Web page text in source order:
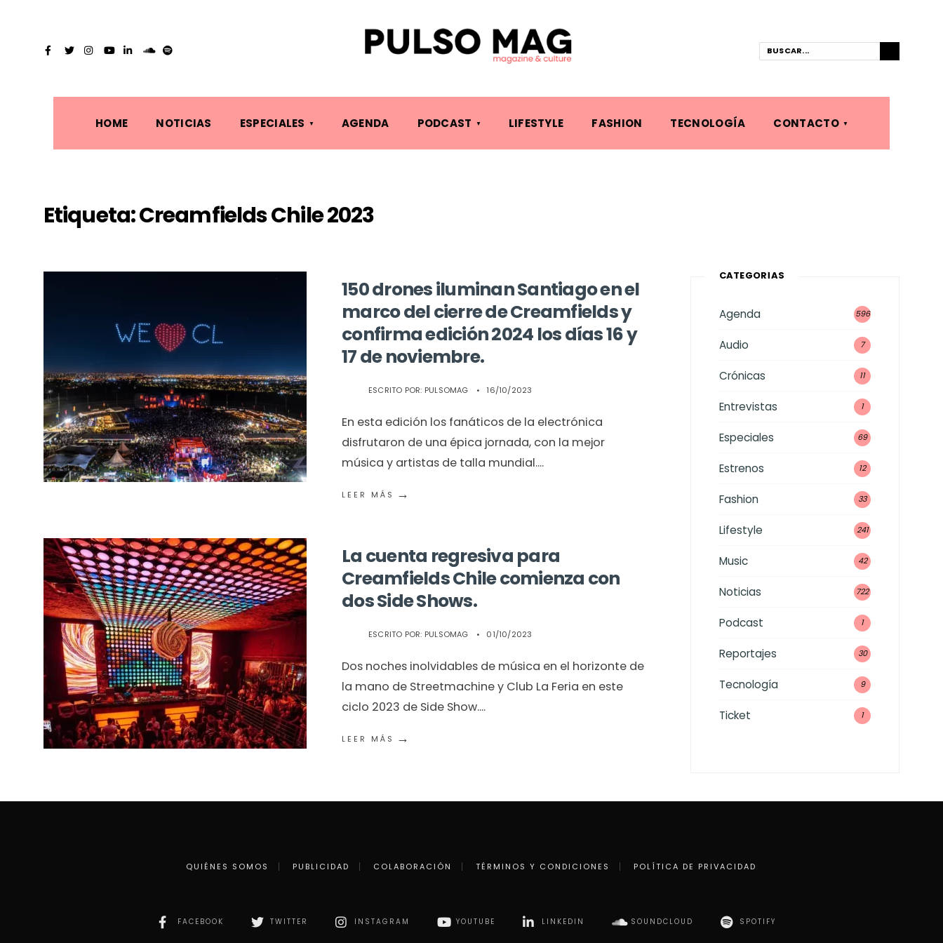
HOME NOTICIAS ESPECIALES AGENDA PODCAST LIFESTYLE FASHION TECNOLOGÍA CONTACTO
Etiqueta:Creamfields Chile 2023
150 drones iluminan Santiago en el
marco del cierre de Creamfields y
confirma edición 2024 los días 16 y
17 de noviembre.
ESCRITO POR: PULSOMAG • 16/10/2023
En esta edición los fanáticos de la electrónica
disfrutaron de una épica jornada, con la mejor
música y artistas de talla mundial....
LEER MÁS →
La cuenta regresiva para
Creamfields Chile comienza con
dos Side Shows.
ESCRITO POR: PULSOMAG • 01/10/2023
Dos noches inolvidables de música en el horizonte de
la mano de Streetmachine y Club La Feria en este
ciclo 2023 de Side Show....
LEER MÁS →
CATEGORÍAS
Agenda 596
Audio 7
Crónicas 11
Entrevistas 1
Especiales 69
Estrenos 12
Fashion 33
Lifestyle 241
Music 42
Noticias 722
Podcast 1
Reportajes 30
Tecnología 9
Ticket 1
QUIÉNES SOMOS PUBLICIDAD COLABORACIÓN TÉRMINOS Y CONDICIONES POLÍTICA DE PRIVACIDAD
FACEBOOK TWITTER INSTAGRAM YOUTUBE LINKEDIN SOUNDCLOUD SPOTIFY